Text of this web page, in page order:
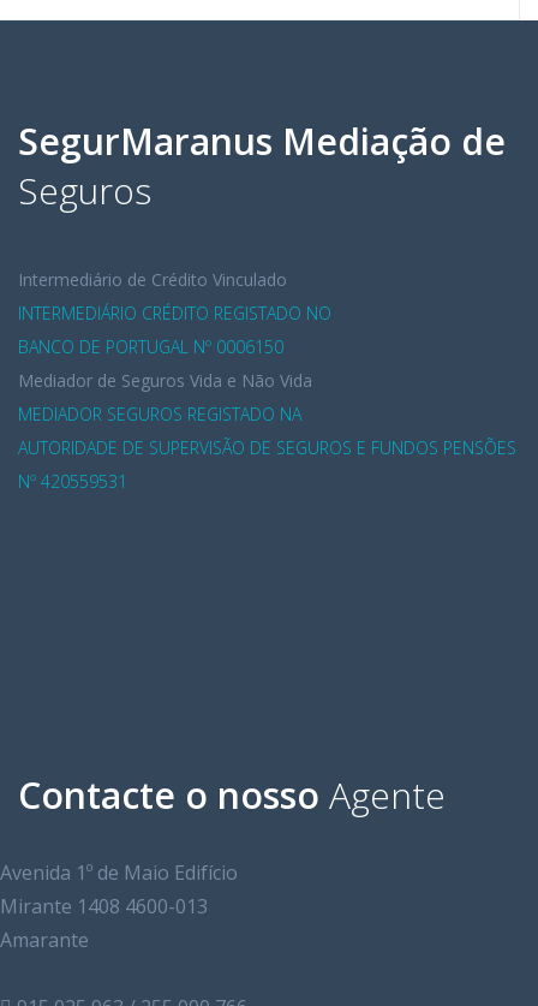
SegurMaranus Mediação de
Seguros
Intermediário de Crédito Vinculado
INTERMEDIÁRIO CRÉDITO REGISTADO NO
BANCO DE PORTUGAL Nº 0006150
Mediador de Seguros Vida e Não Vida
MEDIADOR SEGUROS REGISTADO NA
AUTORIDADE DE SUPERVISÃO DE SEGUROS E FUNDOS PENSÕES
Nº 420559531
Contacte o nosso Agente
Avenida 1º de Maio Edifício
Mirante 1408 4600-013
Amarante